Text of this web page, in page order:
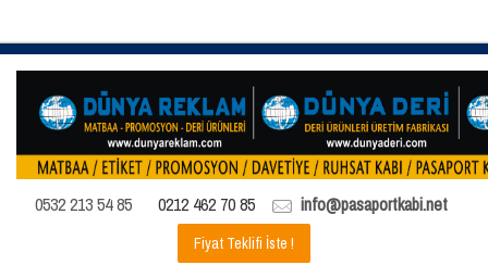
0532 213 54 85 0212 462 70 85 info@pasaportkabi.net
Fiyat Teklifi İste !